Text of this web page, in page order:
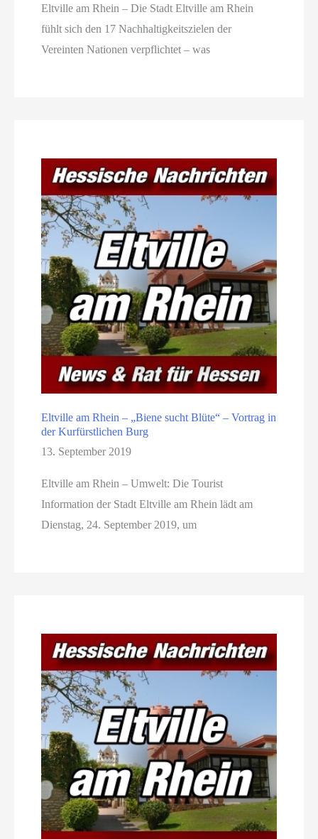
Eltville am Rhein – Die Stadt Eltville am Rhein
fühlt sich den 17 Nachhaltigkeitszielen der
Vereinten Nationen verpflichtet – was
Eltville am Rhein – „Biene sucht Blüte“ – Vortrag in
der Kurfürstlichen Burg
13. September 2019
Eltville am Rhein – Umwelt: Die Tourist
Information der Stadt Eltville am Rhein lädt am
Dienstag, 24. September 2019, um